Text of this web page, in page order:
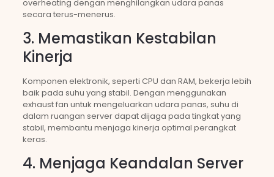
overheating dengan menghilangkan udara panas
secara terus-menerus.
3. Memastikan Kestabilan
Kinerja
Komponen elektronik, seperti CPU dan RAM, bekerja lebih
baik pada suhu yang stabil. Dengan menggunakan
exhaust fan untuk mengeluarkan udara panas, suhu di
dalam ruangan server dapat dijaga pada tingkat yang
stabil, membantu menjaga kinerja optimal perangkat
keras.
4. Menjaga Keandalan Server